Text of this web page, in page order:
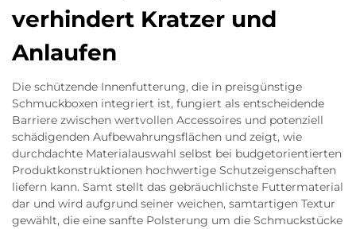
verhindert Kratzer und
Anlaufen
Die schützende Innenfutterung, die in preisgünstige
Schmuckboxen integriert ist, fungiert als entscheidende
Barriere zwischen wertvollen Accessoires und potenziell
schädigenden Aufbewahrungsflächen und zeigt, wie
durchdachte Materialauswahl selbst bei budgetorientierten
Produktkonstruktionen hochwertige Schutzeigenschaften
liefern kann. Samt stellt das gebräuchlichste Futtermaterial
dar und wird aufgrund seiner weichen, samtartigen Textur
gewählt, die eine sanfte Polsterung um die Schmuckstücke